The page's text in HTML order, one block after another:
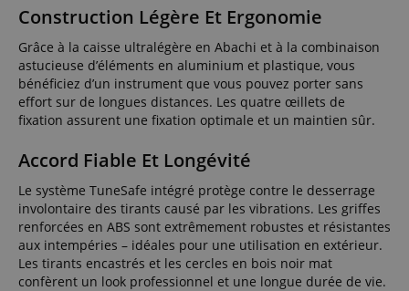
Construction Légère Et Ergonomie
Grâce à la caisse ultralégère en Abachi et à la combinaison
astucieuse d’éléments en aluminium et plastique, vous
bénéficiez d’un instrument que vous pouvez porter sans
effort sur de longues distances. Les quatre œillets de
fixation assurent une fixation optimale et un maintien sûr.
Accord Fiable Et Longévité
Le système TuneSafe intégré protège contre le desserrage
involontaire des tirants causé par les vibrations. Les griffes
renforcées en ABS sont extrêmement robustes et résistantes
aux intempéries – idéales pour une utilisation en extérieur.
Les tirants encastrés et les cercles en bois noir mat
confèrent un look professionnel et une longue durée de vie.